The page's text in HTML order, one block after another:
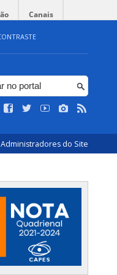
Canais
Administradores do Site